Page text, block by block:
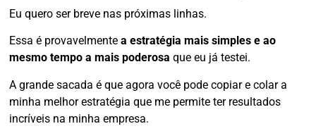
Eu quero ser breve nas próximas linhas.
Essa é provavelmentea estratégia mais simples e ao
mesmo tempo a mais poderosa que eu já testei.
A grande sacada é que agora você pode copiar e colar a
minha melhor estratégia que me permite ter resultados
incríveis na minha empresa.